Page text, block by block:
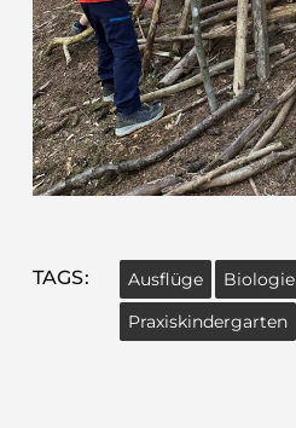
TAGS: Ausflüge Biologie
Praxiskindergarten